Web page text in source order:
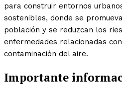
para construir entornos
sostenibles, donde se
población y se reduzcan los
enfermedades relacionadas
contaminación del aire.
Importante